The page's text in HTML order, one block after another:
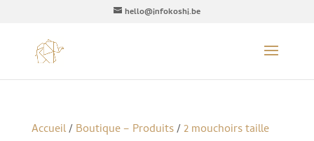
hello@infokoshi.be
Accueil/Boutique – Produits/2 mouchoirs taille